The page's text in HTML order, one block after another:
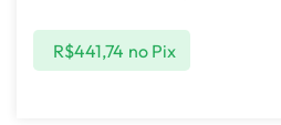
R$441,74 no Pix